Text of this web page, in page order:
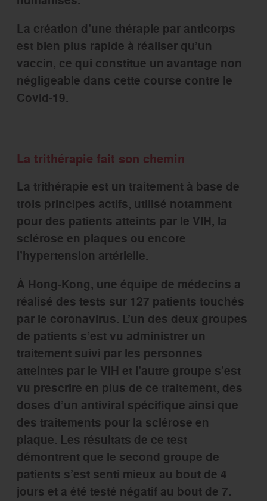
La création d’une thérapie par anticorps
est bien plus rapide à réaliser qu’un
vaccin, ce qui constitue un avantage non
négligeable dans cette course contre le
Covid-19.
La trithérapie fait son chemin
La trithérapie est un traitement à base de
trois principes actifs, utilisé notamment
pour des patients atteints par le VIH, la
sclérose en plaques ou encore
l’hypertension artérielle.
À Hong-Kong, une équipe de médecins a
réalisé des tests sur 127 patients touchés
par le coronavirus. L’un des deux groupes
de patients s’est vu administrer un
traitement suivi par les personnes
atteintes par le VIH et l’autre groupe s’est
vu prescrire en plus de ce traitement, des
doses d’un antiviral spécifique ainsi que
des traitements pour la sclérose en
plaque. Les résultats de ce test
démontrent que le second groupe de
patients s’est senti mieux au bout de 4
jours et a été testé négatif au bout de 7.